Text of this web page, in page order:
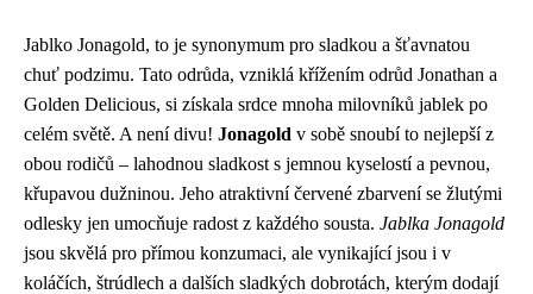
Jablko Jonagold, to je synonymum pro sladkou a šťavnatou
chuť podzimu. Tato odrůda, vzniklá křížením odrůd Jonathan a
Golden Delicious, si získala srdce mnoha milovníků jablek po
celém světě. A není divu! Jonagold v sobě snoubí to nejlepší z
obou rodičů – lahodnou sladkost s jemnou kyselostí a pevnou,
křupavou dužninou. Jeho atraktivní červené zbarvení se žlutými
odlesky jen umocňuje radost z každého sousta. Jablka Jonagold
jsou skvělá pro přímou konzumaci, ale vynikající jsou i v
koláčích, štrúdlech a dalších sladkých dobrotách, kterým dodají